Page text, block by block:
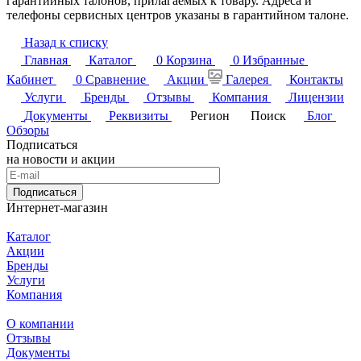
телефоны сервисных центров указаны в гарантийном талоне.
Назад к списку
Главная
Каталог 0 Корзина 0 Избранные
Кабинет
0 Сравнение Акции Галерея
Контакты
Услуги
Бренды Отзывы Компания
Лицензии
Документы
Реквизиты Регион Поиск
Блог
Обзоры
Подписаться
на новости и акции
Подписаться
Интернет-магазин
Каталог
Акции
Бренды
Услуги
Компания
О компании
Отзывы
Документы